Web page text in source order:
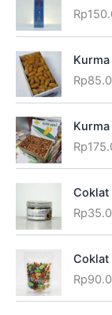
Rp
Rp
Rp
Coklat
Rp
Coklat
Rp